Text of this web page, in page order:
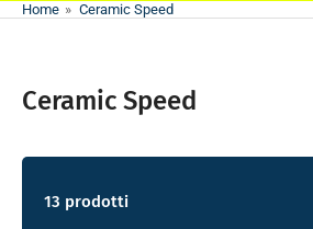
Home » Ceramic Speed
Ceramic Speed
13 prodotti